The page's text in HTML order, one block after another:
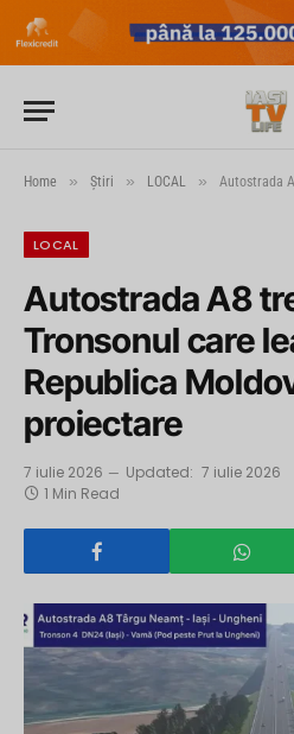
Home » Știri » LOCAL » Autostrada A8 trece
LOCAL
Autostrada A8
Tronsonul care
Republica
proiectare
7 iulie 2026 Updated: 7 iulie 2026
1 Min Read